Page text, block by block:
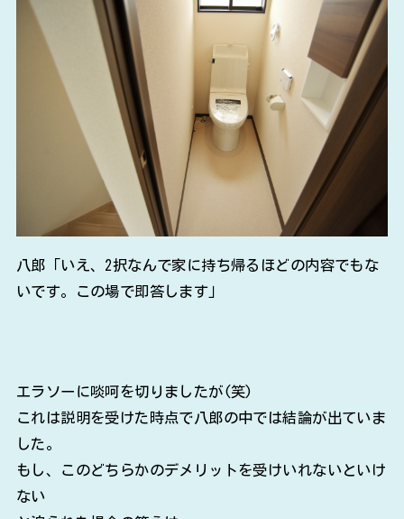
八郎「いえ、2択なんで家に持ち帰るほどの内容でもな
いです。この場で即答します」
エラソーに啖呵を切りましたが(笑)
これは説明を受けた時点で八郎の中では結論が出ていま
した。
もし、このどちらかのデメリットを受けいれないといけ
ない